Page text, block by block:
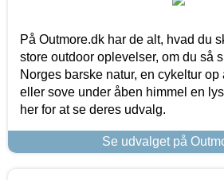
På Outmore.dk har de alt, hvad du
store outdoor oplevelser, om du så
Norges barske natur, en cykeltur
eller sove under åben himmel en
her for at se deres udvalg.
Se udvalget på